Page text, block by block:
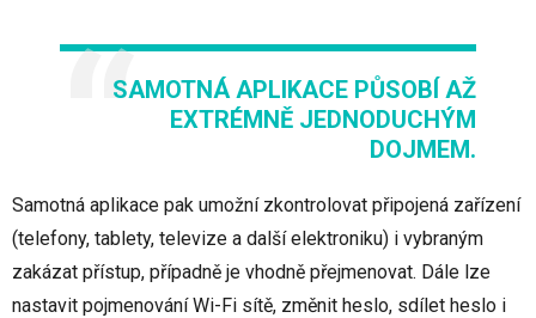
SAMOTNÁ APLIKACE PŮSOBÍ AŽ
EXTRÉMNĚ JEDNODUCHÝM
DOJMEM.
Samotná aplikace pak umožní zkontrolovat připojená zařízení
(telefony, tablety, televize a další elektroniku) i vybraným
zakázat přístup, případně je vhodně přejmenovat. Dále lze
nastavit pojmenování Wi-Fi sítě, změnit heslo, sdílet heslo i